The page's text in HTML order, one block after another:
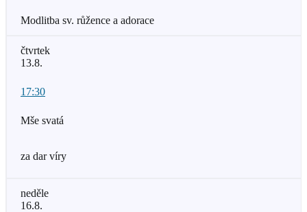
Modlitba sv. růžence a adorace
čtvrtek
13.8.
17:30
Mše svatá
za dar víry
neděle
16.8.